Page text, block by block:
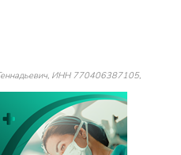
ИНН 770406387105,